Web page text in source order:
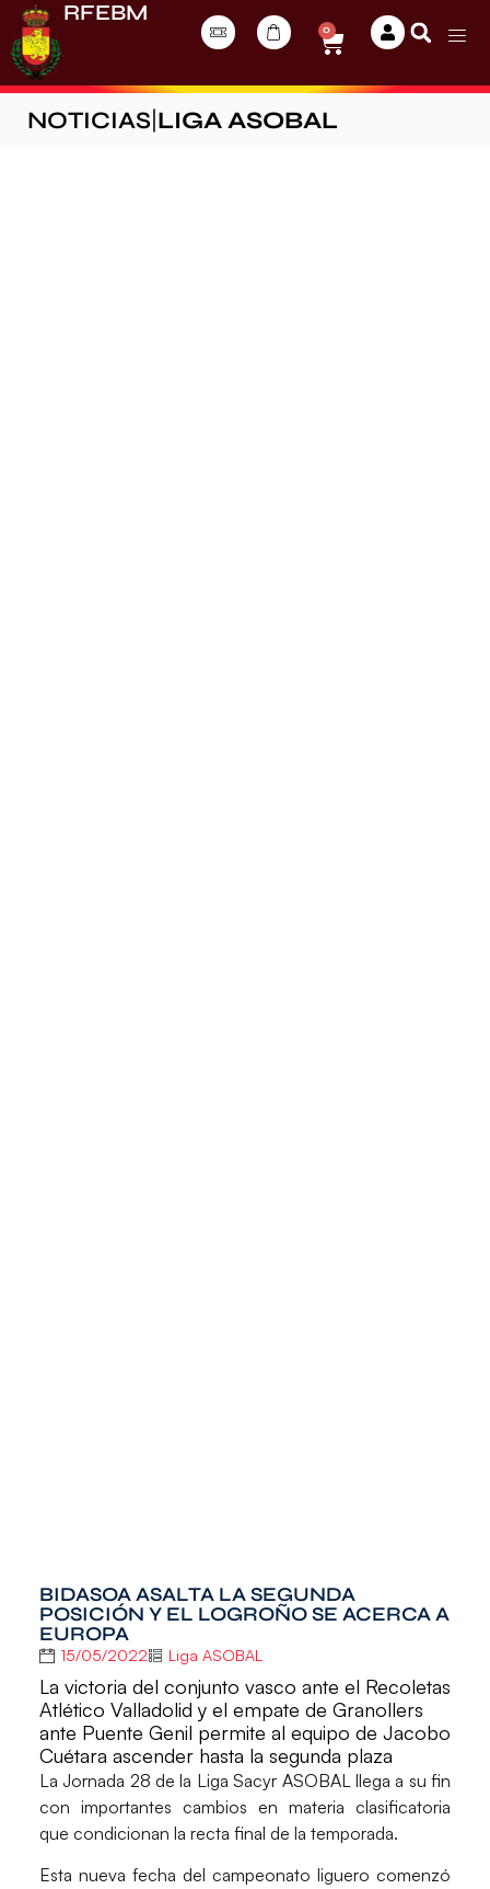
RFEBM
0
NOTICIAS LIGA ASOBAL
BIDASOA ASALTA LA SEGUNDA
POSICIÓN Y EL LOGROÑO SE ACERCA A
EUROPA
15/05/2022 Liga ASOBAL
La victoria del conjunto vasco ante el Recoletas
Atlético Valladolid y el empate de Granollers
ante Puente Genil permite al equipo de Jacobo
Cuétara ascender hasta la segunda plaza
LaJornada 28 de la Liga Sacyr ASOBAL llega a su fin
con importantes cambios en materia clasificatoria
que condicionan la recta final de la temporada.
Esta nueva fecha del campeonato liguero comenzó